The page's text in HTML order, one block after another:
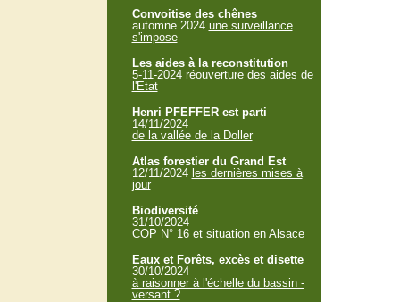
Convoitise des chênes
automne 2024 une surveillance
s'impose
Les aides à la reconstitution
5-11-2024 réouverture des aides de
l'Etat
Henri PFEFFER est parti
14/11/2024
de la vallée de la Doller
Atlas forestier du Grand Est
12/11/2024 les dernières mises à
jour
Biodiversité
31/10/2024
COP N° 16 et situation en Alsace
Eaux et Forêts, excès et disette
30/10/2024
à raisonner à l'échelle du bassin -
versant ?